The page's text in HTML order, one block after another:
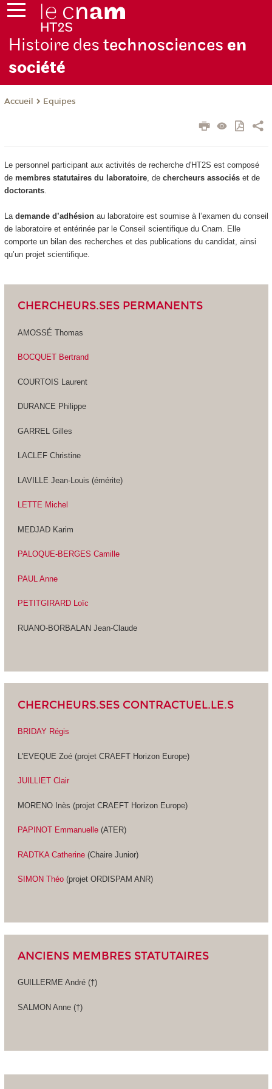
Histoire des technosciences en
société
Accueil Equipes
Le personnel participant aux activités de recherche d'HT2S est composé
de membres statutaires du laboratoire, de chercheurs associéset de
doctorants.
La demande d’adhésionau laboratoire est soumise à l’examen du conseil
de laboratoire et entérinée par le Conseil scientifique du Cnam. Elle
comporte un bilan des recherches et des publications du candidat, ainsi
qu’un projet scientifique.
CHERCHEURS.SES PERMANENTS
AMOSSÉ Thomas
BOCQUET Bertrand
COURTOIS Laurent
DURANCE Philippe
GARREL Gilles
LACLEF Christine
LAVILLE Jean-Louis (émérite)
LETTE Michel
MEDJAD Karim
PALOQUE-BERGES Camille
PAUL Anne
PETITGIRARD Loïc
RUANO-BORBALAN Jean-Claude
CHERCHEURS.SES CONTRACTUEL.LE.S
BRIDAY Régis
L'EVEQUE Zoé (projet CRAEFT Horizon Europe)
JUILLIET Clair
MORENO Inès (projet CRAEFT Horizon Europe)
PAPINOT Emmanuelle(ATER)
RADTKA Catherine(Chaire Junior)
SIMON Théo(projet ORDISPAM ANR)
ANCIENS MEMBRES STATUTAIRES
GUILLERME André (†)
SALMON Anne (†)